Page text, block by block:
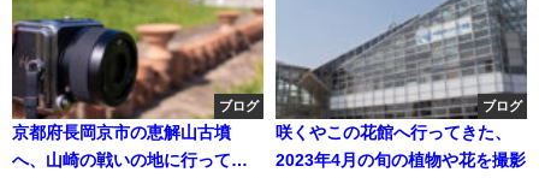
ブログ
京都府長岡京市の恵解山古墳
へ、山崎の戦いの地に行ってき
ブログ
咲くやこの花館へ行ってきた、
2023年4月の旬の植物や花を撮影